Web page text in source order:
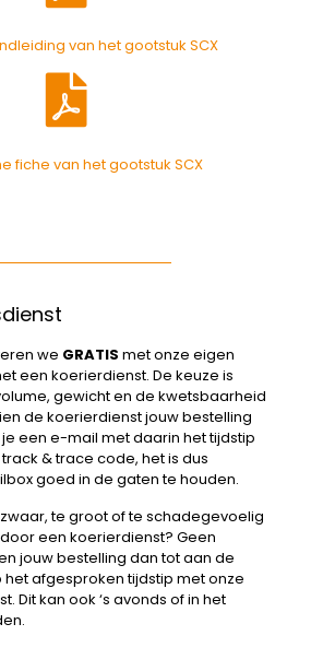
van het gootstuk SCX
fiche van het gootstuk SCX
we GRATIS met onze eigen
een koerierdienst. De keuze is
gewicht en de kwetsbaarheid
de koerierdienst jouw bestelling
een e-mail met daarin het tijdstip
& trace code, het is dus
goed in de gaten te houden.
te groot of te schadegevoelig
een koerierdienst? Geen
jouw bestelling dan tot aan de
afgesproken tijdstip met onze
Dit kan ook ‘s avonds of in het